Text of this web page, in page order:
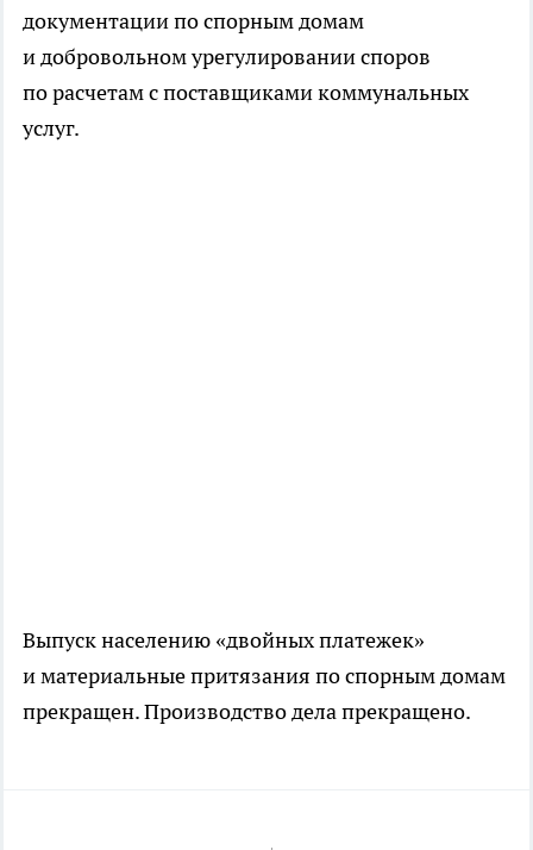
документации по спорным домам
и добровольном урегулировании споров
по расчетам с поставщиками коммунальных
услуг.
Выпуск населению «двойных платежек»
и материальные притязания по спорным домам
прекращен. Производство дела прекращено.